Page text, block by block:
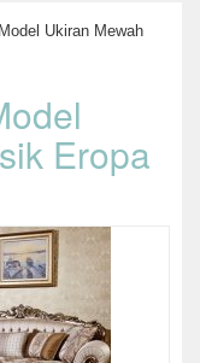
Ukiran Mewah
Eropa